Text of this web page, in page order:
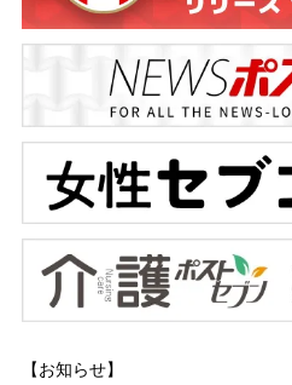
【お知らせ】